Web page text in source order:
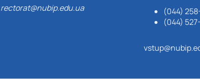
rectorat@nubip.edu.ua
(044)
(044)